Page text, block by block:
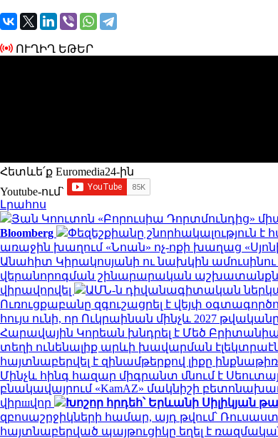
ՈՒՂԻՂ ԵԹԵՐ
Հետևե՛ք Euromedia24-ին
Youtube-ում`
Լրահոս
Յան Կոուտոն «Բորուսիա Դորտմունդից»
Bloomberg
Փեզեշքիանը շնորհակալություն
առաջին խաղում «Նոան» ոչ-ոքի խաղաց
Անահիտ Կիրակոսյանի ու նախկին
վերանորոգման շինարարական
վիրավորվել
ԱՄՆ-ն դիվանագիտական
Ուռուցքաբանը զգուշացրել է վեյփ
հույս ունի, որ Ուկրաինան մինչև 2027
Հարավային Կորեան խնդրել է Մեծ
տեղի ունենալիք արևի խավարման
հայտնաբերվել է զինամթերքով լիքը ինքնաթիռ
Մինչև հինգ հազար միգրանտ մնում է
բնակավայրում «KamAZ» մակնիշի
վիրшվոր
Խոշոր հրդեհ՝ Երևանի Սիլիկյան
զբոսաշրջիկների համար, այդ թվում՝
հայտնաբերված պայթուցիկը եղել է